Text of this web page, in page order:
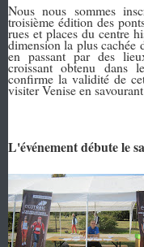
Nous nous sommes
troisième édition des
rues et places du centre
dimension la plus cachée
en passant par des
croissant obtenu dans
confirme la validité de
visiter Venise en
L'événement débute le